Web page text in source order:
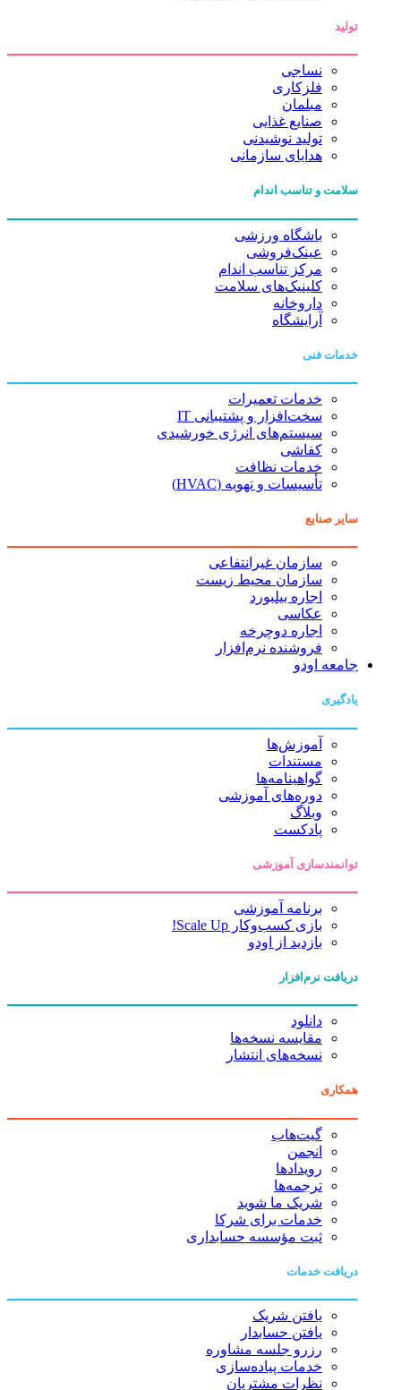
تولید
نساجی
فلزکاری
مبلمان
صنایع غذایی
تولید نوشیدنی
هدایای سازمانی
سلامت و تناسب اندام
باشگاه ورزشی
عینک‌فروشی
مرکز تناسب اندام
کلینیک‌های سلامت
داروخانه
آرایشگاه
خدمات فنی
خدمات تعمیرات
سخت‌افزار و پشتیبانی IT
سیستم‌های انرژی خورشیدی
کفاشی
خدمات نظافت
تأسیسات و تهویه (HVAC)
سایر صنایع
سازمان غیرانتفاعی
سازمان محیط زیست
اجاره بیلبورد
عکاسی
اجاره دوچرخه
فروشنده نرم‌افزار
جامعه اودو
یادگیری
آموزش‌ها
مستندات
گواهینامه‌ها
دوره‌های آموزشی
وبلاگ
پادکست
توانمندسازی آموزشی
برنامه آموزشی
بازی کسب‌وکار Scale Up!
بازدید از اودو
دریافت نرم‌افزار
دانلود
مقایسه نسخه‌ها
نسخه‌های انتشار
همکاری
گیت‌هاب
انجمن
رویدادها
ترجمه‌ها
شریک ما شوید
خدمات برای شرکا
ثبت مؤسسه حسابداری
دریافت خدمات
یافتن شریک
یافتن حسابدار
رزرو جلسه مشاوره
خدمات پیاده‌سازی
نظرات مشتریان